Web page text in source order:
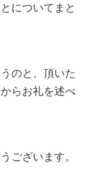
についてまと
のと、頂いた
らお礼を述べ
ございます。